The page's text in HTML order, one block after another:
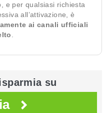
e per qualsiasi richiesta
all’attivazione, è
ai canali ufficiali
su